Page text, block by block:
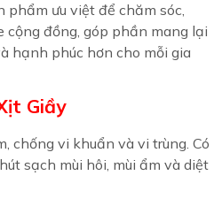
phẩm ưu việt để chăm sóc,
cộng đồng, góp phần mang lại
hạnh phúc hơn cho mỗi gia
Giầy
chống vi khuẩn và vi trùng. Có
sạch mùi hôi, mùi ẩm và diệt